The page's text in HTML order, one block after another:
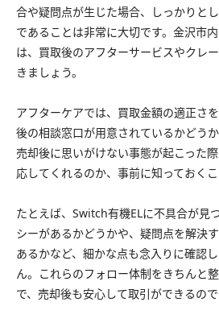
合や疑問点が生じた場合、しっかりと
であることは非常に大切です。金沢市
は、買取後のアフターサービスやクレ
きましょう。
アフターケアでは、買取金額の適正さ
後の相談窓口が用意されているかどう
売却後に思いがけない事態が起こった
応してくれるのか、事前に知っておくこ
たとえば、Switch有機ELに不具合が見
シーがあるかどうかや、疑問点を解決
あるかなど、細かな点も念入りに確認
ん。これらのフォロー体制をきちんと
で、売却後も安心して取引ができるので